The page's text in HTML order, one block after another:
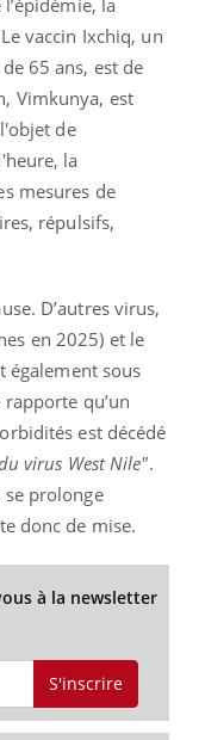
vaccin Ixchiq, un
65 ans, est de
Vimkunya, est
de
la
mesures de
répulsifs,
D’autres virus,
en 2025) et le
également sous
qu’un
est décédé
virus West Nile".
prolonge
donc de mise.
à la newsletter
S'inscrire